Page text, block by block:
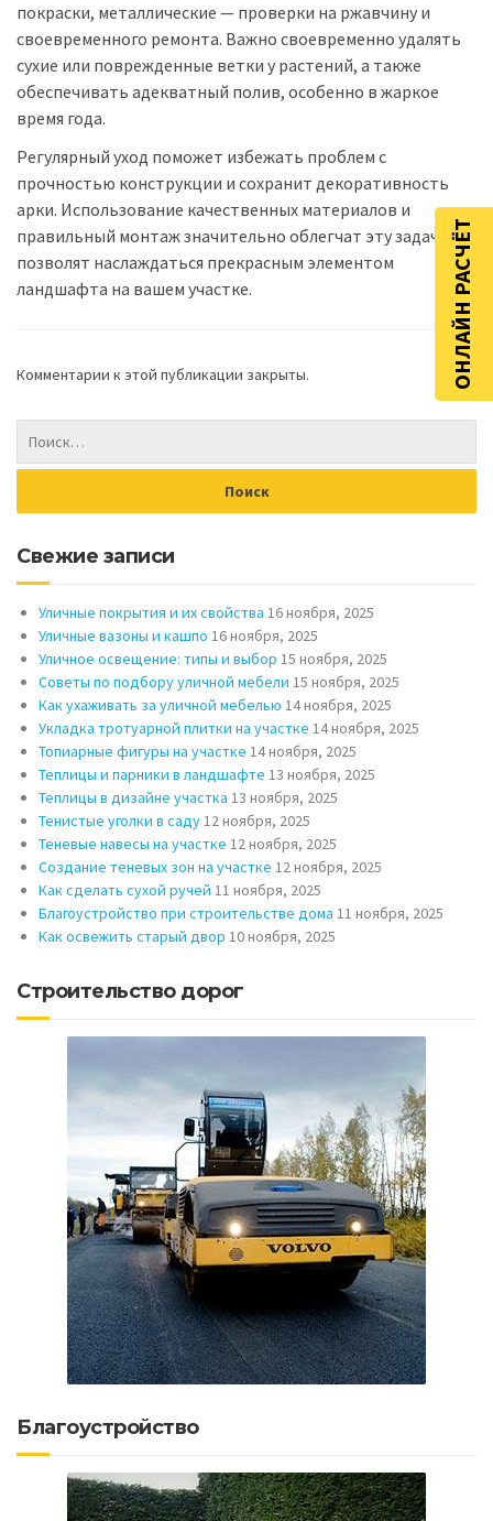
покраски, металлические — проверки на ржавчину и
своевременного ремонта. Важно своевременно удалять
сухие или поврежденные ветки у растений, а также
обеспечивать адекватный полив, особенно в жаркое
время года.
Регулярный уход поможет избежать проблем с
прочностью конструкции и сохранит декоративность
арки. Использование качественных материалов и
правильный монтаж значительно облегчат эту задачу и
позволят наслаждаться прекрасным элементом
ландшафта на вашем участке.
Комментарии к этой публикации закрыты.
Свежие записи
Уличные покрытия и их свойства 16 ноября, 2025
Уличные вазоны и кашпо 16 ноября, 2025
Уличное освещение: типы и выбор 15 ноября, 2025
Советы по подбору уличной мебели 15 ноября, 2025
Как ухаживать за уличной мебелью 14 ноября, 2025
Укладка тротуарной плитки на участке 14 ноября, 2025
Топиарные фигуры на участке 14 ноября, 2025
Теплицы и парники в ландшафте 13 ноября, 2025
Теплицы в дизайне участка 13 ноября, 2025
Тенистые уголки в саду12 ноября, 2025
Теневые навесы на участке 12 ноября, 2025
Создание теневых зон на участке 12 ноября, 2025
Как сделать сухой ручей 11 ноября, 2025
Благоустройство при строительстве дома 11 ноября, 2025
Как освежить старый двор 10 ноября, 2025
Строительство дорог
Благоустройство
ОНЛАЙН РАСЧЁТ